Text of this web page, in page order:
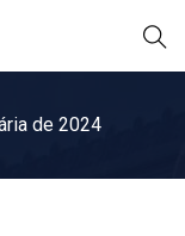
de 2024